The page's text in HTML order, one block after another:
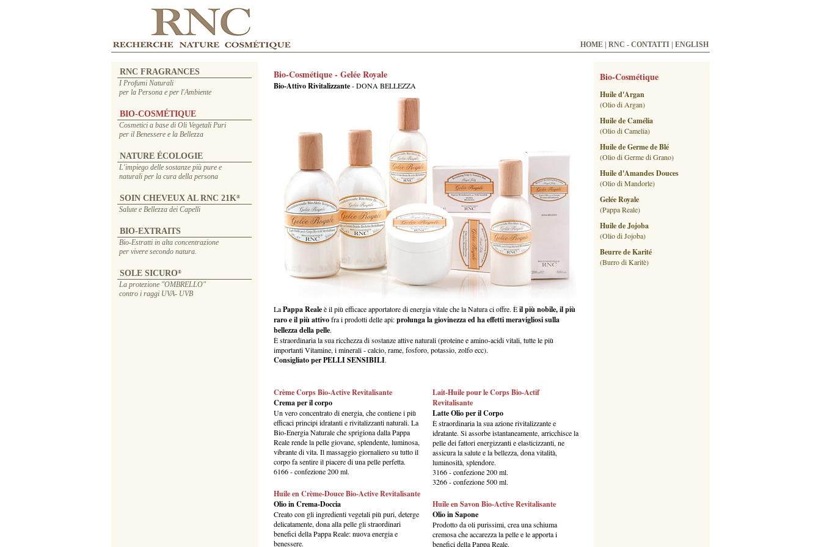
HOME RNC - CONTATTI ENGLISH
RNC FRAGRANCES
I Profumi Naturali
per la Persona e per l'Ambiente
BIO-COSMÉTIQUE
Cosmetici a base di Oli Vegetali Puri
per il Benessere e la Bellezza
NATURE ÉCOLOGIE
L'impiego delle sostanze più pure e
naturali per la cura della persona
SOIN CHEVEUX AL RNC 21K®
Salute e Bellezza dei Capelli
BIO-EXTRAITS
Bio-Estratti in alta concentrazione
per vivere secondo natura.
SOLE SICURO®
La protezione "OMBRELLO"
contro i raggi UVA- UVB
Bio-Cosmétique - Gelée Royale
Bio-Attivo Rivitalizzante- DONA BELLEZZA
LaPappa Realeè il più efficace apportatore di energia vitale che la Natura ci offre. Èil più nobile, il più
raro e il più attivofra i prodotti delle api:prolunga la giovinezza ed ha effetti meravigliosi sulla
bellezza della pelle.
È straordinaria la sua ricchezza di sostanze attive naturali (proteine e amino-acidi vitali, tutte le più
importanti Vitamine, i minerali - calcio, rame, fosforo, potassio, zolfo ecc).
Consigliato per PELLI SENSIBILI.
Crème Corps Bio-Active Revitalisante
Crema per il corpo
Un vero concentrato di energia, che contiene i più
efficaci principi idratanti e rivitalizzanti naturali. La
Bio-Energia Naturale che sprigiona dalla Pappa
Reale rende la pelle giovane, splendente, luminosa,
vibrante di vita. Il massaggio giornaliero su tutto il
corpo fa sentire il piacere di una pelle perfetta.
6166 - confezione 200 ml.
Lait-Huile pour le Corps Bio-Actif
Revitalisante
Latte Olio per il Corpo
È straordinaria la sua azione rivitalizzante e
idratante. Si assorbe istantaneamente, arricchisce la
pelle dei fattori energizzanti e elasticizzanti, ne
assicura la salute e la bellezza, dona vitalità,
luminosità, splendore.
3166 - confezione 200 ml.
3266 - confezione 500 ml.
Huile en Crème-Douce Bio-Active Revitalisante
Olio in Crema-Doccia
Creato con gli ingredienti vegetali più puri, deterge
delicatamente, dona alla pelle gli straordinari
benefici della Pappa Reale: nuova energia e
benessere.
Huile en Savon Bio-Active Revitalisante
Olio in Sapone
Prodotto da oli purissimi, crea una schiuma
cremosa che accarezza la pelle e le apporta i
benefici della Pappa Reale.
Bio-Cosmétique
Huile d'Argan
(Olio di Argan)
Huile de Camélia
(Olio di Camelia)
Huile de Germe de Blé
(Olio di Germe di Grano)
Huile d'Amandes Douces
(Olio di Mandorle)
Gelée Royale
(Pappa Reale)
Huile de Jojoba
(Olio di Jojoba)
Beurre de Karité
(Burro di Karitè)